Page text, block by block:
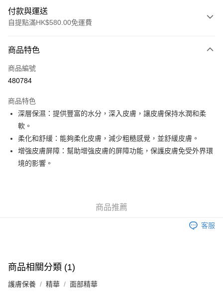
付款與運送
自提點滿HK$580.00免運費
信用卡
Apple Pay
AlipayHK
PayMe
WeChat Pay
其他轉帳方式
單。 如果訂購後七個工作天內我們未能收到有關存款，有關訂單將被取消。
每筆HK$30.00，滿HK$580.00或以上免運費
本地配送
商品特色
商品編號
480784
商品特色
深層保濕：提供豐富的水分，深入皮膚，讓皮膚保持水潤和柔
軟。
柔化和舒緩：能夠柔化皮膚，減少粗糙感覺，並舒緩皮膚。
增強皮膚屏障：幫助增強皮膚的屏障功能，保護皮膚免受外界環
境的影響。
商品推薦
客服
商品相關分類 (1)
護膚保養 精華 面部精華